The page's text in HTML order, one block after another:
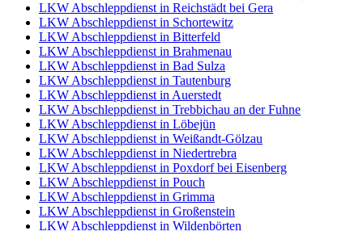
LKW Abschleppdienst in Reichstädt bei Gera
LKW Abschleppdienst in Schortewitz
LKW Abschleppdienst in Bitterfeld
LKW Abschleppdienst in Brahmenau
LKW Abschleppdienst in Bad Sulza
LKW Abschleppdienst in Tautenburg
LKW Abschleppdienst in Auerstedt
LKW Abschleppdienst in Trebbichau an der Fuhne
LKW Abschleppdienst in Löbejün
LKW Abschleppdienst in Weißandt-Gölzau
LKW Abschleppdienst in Niedertrebra
LKW Abschleppdienst in Poxdorf bei Eisenberg
LKW Abschleppdienst in Pouch
LKW Abschleppdienst in Grimma
LKW Abschleppdienst in Großenstein
LKW Abschleppdienst in Wildenbörten